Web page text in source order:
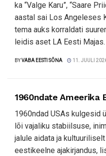
ka “Valge Karu”, “Saare
aastal sai Los Angeleses
tema auks korraldati
leidis aset LA Eesti Majas.
BYVABA EESTI SÕNA 11. JUULI
1960ndate Ameerika
1960ndad USAs kulgesid
lõi vajaliku stabiilsuse,
jalule aidata ja
eestikeelne ajakirjandus,